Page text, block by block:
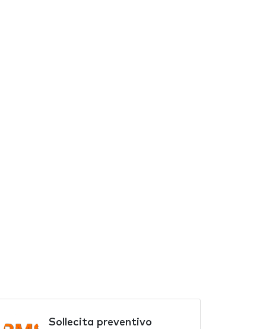
Sollecita preventivo